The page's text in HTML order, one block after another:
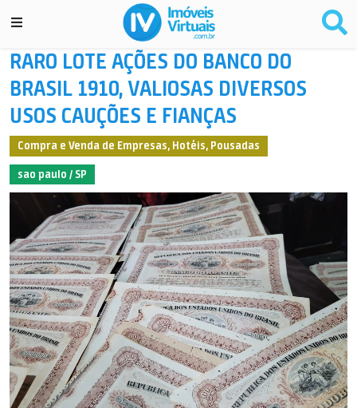
RARO LOTE AÇÕES DO BANCO DO
BRASIL 1910, VALIOSAS DIVERSOS
USOS CAUÇÕES E FIANÇAS
Compra e Venda de Empresas, Hotéis, Pousadas
sao paulo / SP